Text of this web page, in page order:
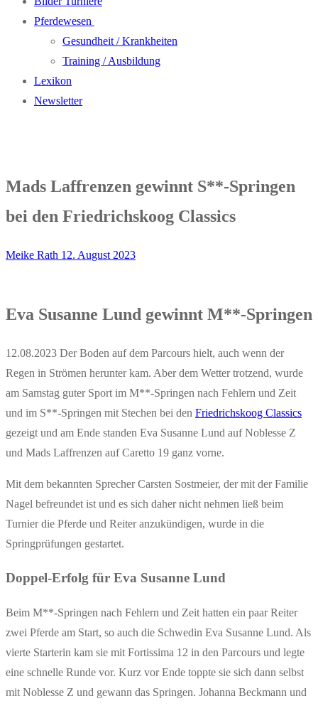
Pferdewesen
Gesundheit / Krankheiten
Training / Ausbildung
Lexikon
Newsletter
Mads Laffrenzen gewinnt S**-Springen
bei den Friedrichskoog Classics
Meike Rath 12. August 2023
Eva Susanne Lund gewinnt M**-Springen
12.08.2023 Der Boden auf dem Parcours hielt, auch wenn der
Regen in Strömen herunter kam. Aber dem Wetter trotzend, wurde
am Samstag guter Sport im M**-Springen nach Fehlern und Zeit
und im S**-Springen mit Stechen bei den Friedrichskoog Classics
gezeigt und am Ende standen Eva Susanne Lund auf Noblesse Z
und Mads Laffrenzen auf Caretto 19 ganz vorne.
Mit dem bekannten Sprecher Carsten Sostmeier, der mit der Familie
Nagel befreundet ist und es sich daher nicht nehmen ließ beim
Turnier die Pferde und Reiter anzukündigen, wurde in die
Springprüfungen gestartet.
Doppel-Erfolg für Eva Susanne Lund
Beim M**-Springen nach Fehlern und Zeit hatten ein paar Reiter
zwei Pferde am Start, so auch die Schwedin Eva Susanne Lund. Als
vierte Starterin kam sie mit Fortissima 12 in den Parcours und legte
eine schnelle Runde vor. Kurz vor Ende toppte sie sich dann selbst
mit Noblesse Z und gewann das Springen. Johanna Beckmann und